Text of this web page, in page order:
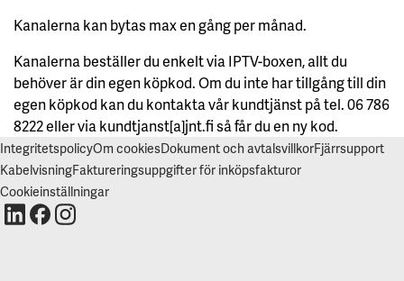
Kanalerna kan bytas max en gång per månad.
Kanalerna beställer du enkelt via IPTV-boxen, allt du
behöver är din egen köpkod. Om du inte har tillgång till din
egen köpkod kan du kontakta vår kundtjänst på tel. 06 786
8222 eller via kundtjanst[a]jnt.fi så får du en ny kod.
IntegritetspolicyOm cookiesDokument och avtalsvillkorFjärrsupport
KabelvisningFaktureringsuppgifter för inköpsfakturor
Cookieinställningar